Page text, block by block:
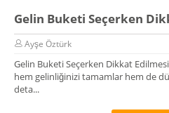
Ayşe Öztürk
Gelin Buketi Seçerken Dikkat
hem gelinliğinizi tamamlar hem de
deta...